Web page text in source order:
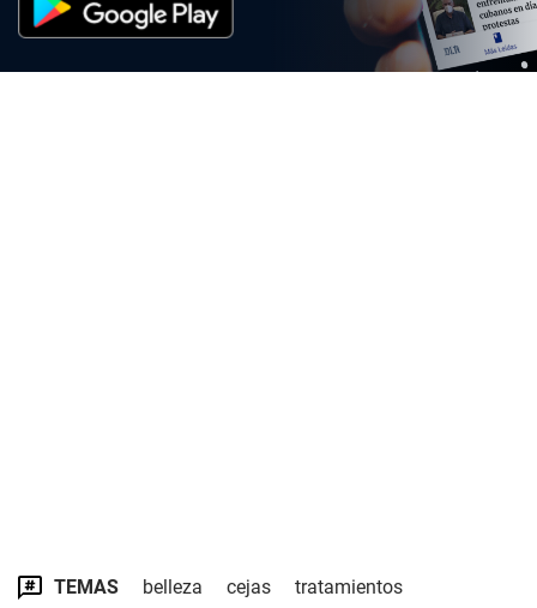
TEMAS belleza cejas tratamientos